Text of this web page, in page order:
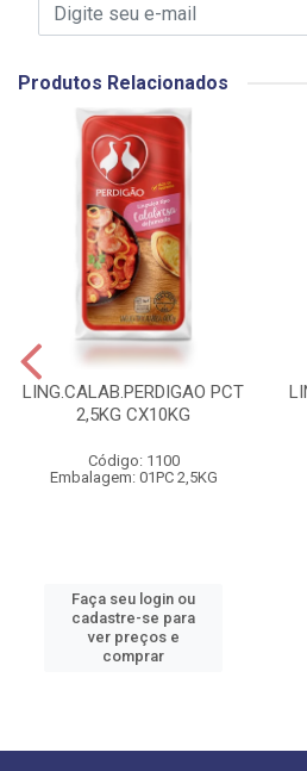
Produtos Relacionados
LING.CALAB.PERDIGAO PCT
2,5KG CX10KG
Código: 1100
Embalagem: 01PC 2,5KG
Faça seu login ou
cadastre-se para
ver preços e
comprar